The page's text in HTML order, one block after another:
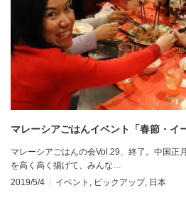
マレーシアごはんイベント「春節・イ
マレーシアごはんの会Vol.29、終了。中国正
を高く高く揚げて、みんな…
2019/5/4
イベント ピックアップ, 日本